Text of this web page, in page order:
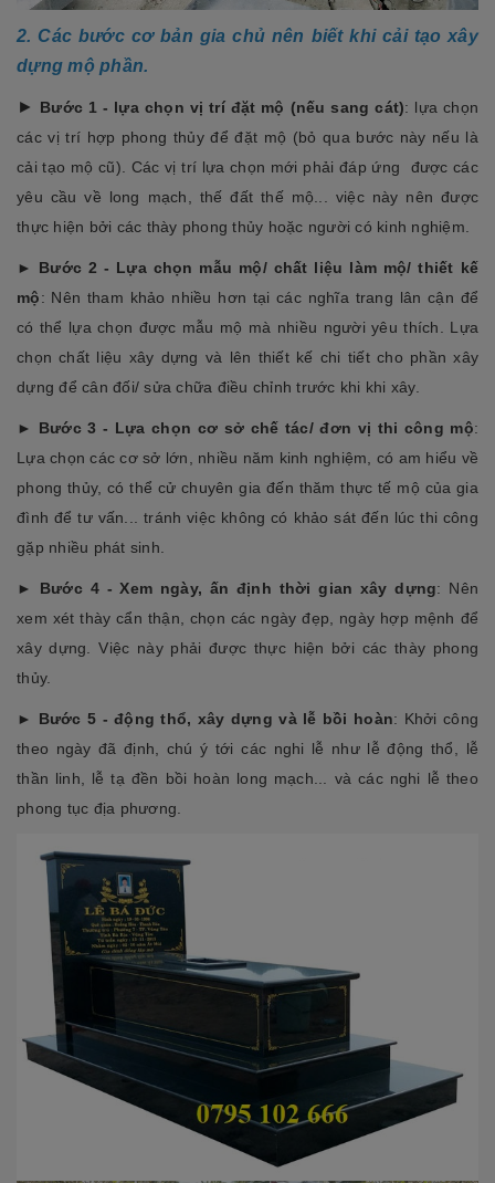
2. Các bước cơ bản gia chủ nên biết khi cải tạo xây
dựng mộ phần.
► Bước 1 - lựa chọn vị trí đặt mộ (nếu sang cát): lựa chọn
các vị trí hợp phong thủy để đặt mộ (bỏ qua bước này nếu là
cải tạo mộ cũ). Các vị trí lựa chọn mới phải đáp ứng được các
yêu cầu về long mạch, thế đất thế mộ... việc này nên được
thực hiện bởi các thày phong thủy hoặc người có kinh nghiệm.
► Bước 2 - Lựa chọn mẫu mộ/ chất liệu làm mộ/ thiết kế
mộ: Nên tham khảo nhiều hơn tại các nghĩa trang lân cận để
có thể lựa chọn được mẫu mộ mà nhiều người yêu thích. Lựa
chọn chất liệu xây dựng và lên thiết kế chi tiết cho phần xây
dựng để cân đối/ sửa chữa điều chỉnh trước khi khi xây.
► Bước 3 - Lựa chọn cơ sở chế tác/ đơn vị thi công mộ:
Lựa chọn các cơ sở lớn, nhiều năm kinh nghiệm, có am hiểu về
phong thủy, có thể cử chuyên gia đến thăm thực tế mộ của gia
đình để tư vấn... tránh việc không có khảo sát đến lúc thi công
gặp nhiều phát sinh.
► Bước 4 - Xem ngày, ấn định thời gian xây dựng: Nên
xem xét thày cẩn thận, chọn các ngày đẹp, ngày hợp mệnh để
xây dựng. Việc này phải được thực hiện bởi các thày phong
thủy.
► Bước 5 - động thổ, xây dựng và lễ bồi hoàn: Khởi công
theo ngày đã định, chú ý tới các nghi lễ như lễ động thổ, lễ
thần linh, lễ tạ đền bồi hoàn long mạch... và các nghi lễ theo
phong tục địa phương.